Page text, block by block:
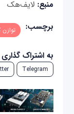
منبع: لایف‌هک
برچسب:
توازن
به اشتراک
Telegram